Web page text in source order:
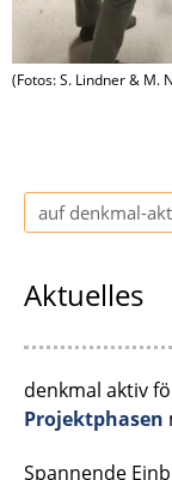
(Fotos: S. Lindner & M.
Aktuelles
denkmal aktiv
Projektphasen
Spannende